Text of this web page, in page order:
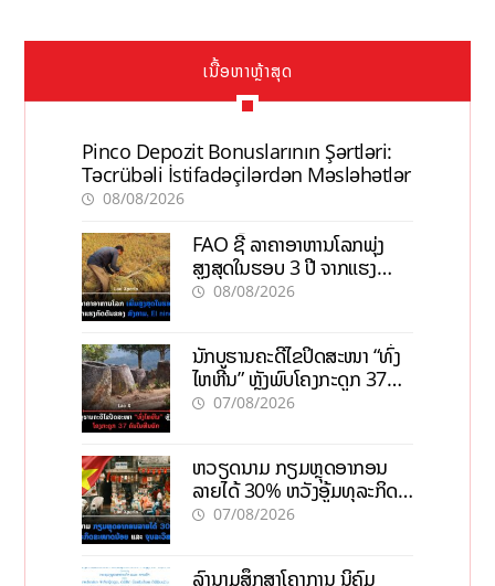
ເນື້ອຫາຫຼ້າສຸດ
Pinco Depozit Bonuslarının Şərtləri:
Təcrübəli İstifadəçilərdən Məsləhətlər
08/08/2026
FAO ຊີ້ ລາຄາອາຫານໂລກພຸ່ງ
ສູງສຸດໃນຮອບ 3 ປີ ຈາກແຮງ
ກົດດັນຂອງສົງຄາມ, El nino
08/08/2026
ນັກບູຮານຄະດີໄຂປິດສະໜາ “ທົ່ງ
ໄຫຫີນ” ຫຼັງພົບໂຄງກະດູກ 37
ຄົນໃນຫີນຍັກ
07/08/2026
ຫວຽດນາມ ກຽມຫຼຸດອາກອນ
ລາຍໄດ້ 30% ຫວັງອູ້ມທຸລະກິດ
ຂະໜາດນ້ອຍ ແລະ ຈຸນລະ
07/08/2026
ລົງນາມສຶກສາໂຄງການ ນິຄົມ